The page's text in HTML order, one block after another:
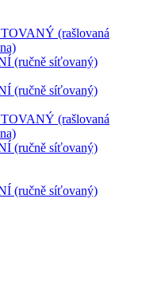
(rašlovaná
(ručně síťovaný)
(ručně síťovaný)
(rašlovaná
(ručně síťovaný)
(ručně síťovaný)